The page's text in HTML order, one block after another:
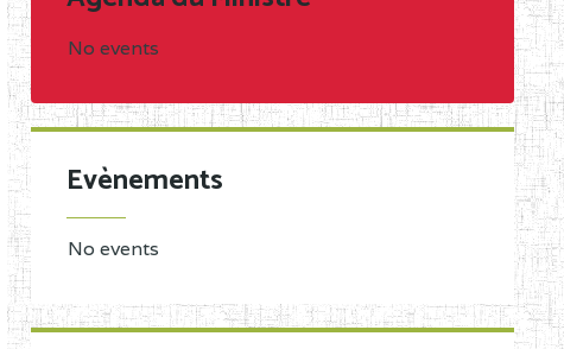
No events
Evènements
No events